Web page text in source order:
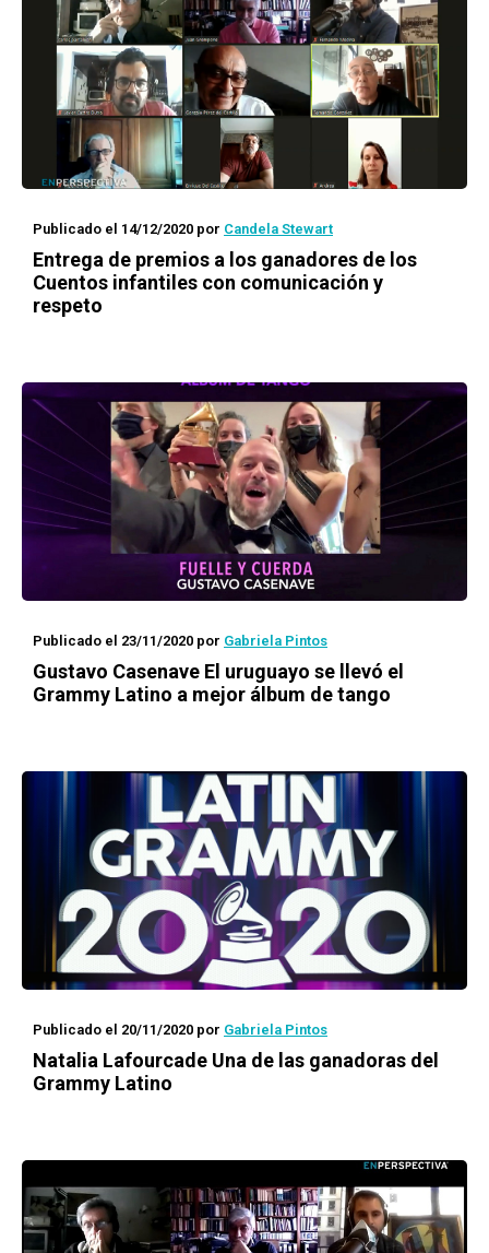
Publicado el 14/12/2020 por Candela Stewart
Entrega de premios a los ganadores de los
Cuentos infantiles con comunicación y
respeto
Publicado el 23/11/2020 por Gabriela Pintos
Gustavo Casenave El uruguayo se llevó el
Grammy Latino a mejor álbum de tango
Publicado el 20/11/2020 por Gabriela Pintos
Natalia Lafourcade Una de las ganadoras del
Grammy Latino